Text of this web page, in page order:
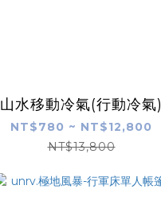
山水移動冷氣(行動冷氣)
NT$780 ~ NT$12,800
NT$13,800